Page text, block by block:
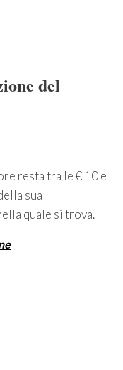
del
resta tra le € 10 e
sua
quale si trova.